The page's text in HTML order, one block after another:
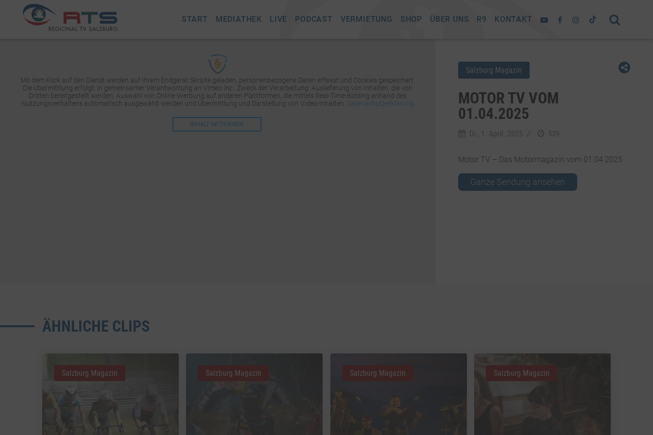
START MEDIATHEK LIVE PODCAST VERMIETUNG SHOP ÜBER UNS R9 KONTAKT
Mit dem Klick auf den Dienst werden auf Ihrem Endgerät Skripte geladen, personenbezogene Daten erfasst und Cookies gespeichert.
Die Übermittlung erfolgt: in gemeinsamer Verantwortung an Vimeo Inc.. Zweck der Verarbeitung: Auslieferung von Inhalten, die von
Dritten bereitgestellt werden, Auswahl von Online-Werbung auf anderen Plattformen, die mittels Real-Time-Bidding anhand des
Nutzungsverhaltens automatisch ausgewählt werden und Übermittlung und Darstellung von Video-Inhalten. Datenschutzerklärung
INHALT AKTIVIEREN
Salzburg Magazin
MOTOR TV VOM
01.04.2025
Di., 1. April. 2025 // 539
Motor TV – Das Motormagazin vom 01.04.2025
Ganze Sendung ansehen
ÄHNLICHE CLIPS
Salzburg Magazin Salzburg Magazin Salzburg Magazin Salzburg Magazin